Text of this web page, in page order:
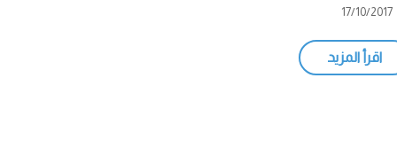
17/10/2017
اقرأ المزيد